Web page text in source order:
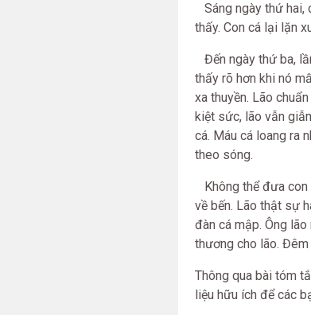
Sáng ngày thứ hai,
thấy. Con cá lại lặn
Đến ngày thứ ba,
thấy rõ hơn khi nó
xa thuyền. Lão
kiệt sức, lão vẫn
cá. Máu cá loang ra
theo sóng.
Không thể đưa con
về bến. Lão thật sự
đàn cá mập. Ông
thương cho lão.
Thông qua bài tóm
liệu hữu ích để các